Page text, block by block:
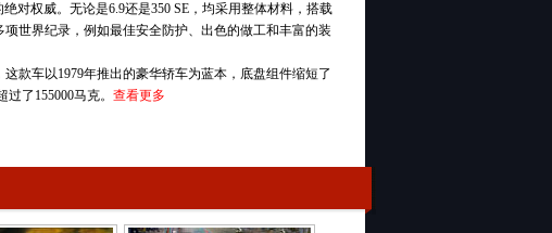
里。
么要
住东
中国
对权威。无论是6.9还是350 SE，均采用整体材料，搭载
世界纪录，例如最佳安全防护、出色的做工和丰富的装
款车以1979年推出的豪华轿车为蓝本，底盘组件缩短了
了155000马克。 查看更多